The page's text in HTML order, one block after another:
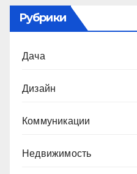
Рубрики
Дача
Дизайн
Коммуникации
Недвижимость